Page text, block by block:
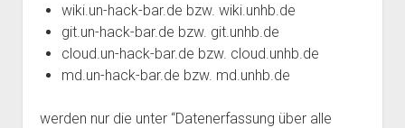
wiki.un-hack-bar.de bzw. wiki.unhb.de
git.un-hack-bar.de bzw. git.unhb.de
cloud.un-hack-bar.de bzw. cloud.unhb.de
md.un-hack-bar.de bzw. md.unhb.de
werden nur die unter “Datenerfassung über alle